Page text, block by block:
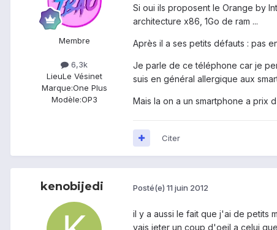
Membre
6,3k
LieuLe Vésinet
Marque:One Plus
Modèle:OP3
Si oui ils proposent le Orange by
architecture x86, 1Go de ram ...
Après il a ses petits défauts : pas
Je parle de ce téléphone car je
suis en général allergique aux
Mais la on a un smartphone a
Citer
kenobijedi Posté(e) 11 juin 2012
il y a aussi le fait que j'ai de petits
vais jeter un coup d'oeil a celui